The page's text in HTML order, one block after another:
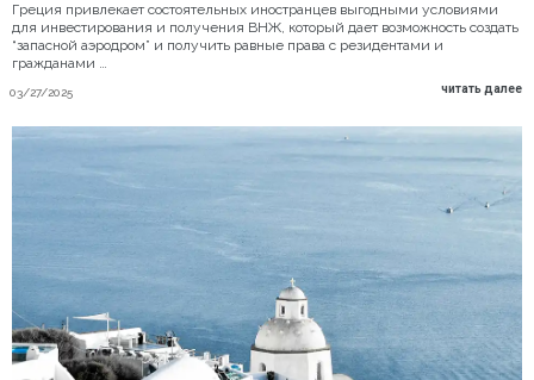
03/27/2025
Греция привлекает состоятельных иностранцев выгодными условиями
для инвестирования и получения ВНЖ, который дает возможность создать
“запасной аэродром” и получить равные права с резидентами и
гражданами …
читать далее